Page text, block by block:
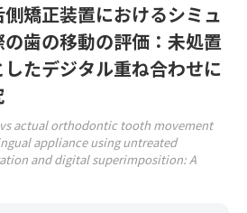
矯正装置におけるシミュ
歯の移動の評価：未処置
たデジタル重ね合わせに
actual orthodontic tooth movement
appliance using untreated
and digital superimposition: A